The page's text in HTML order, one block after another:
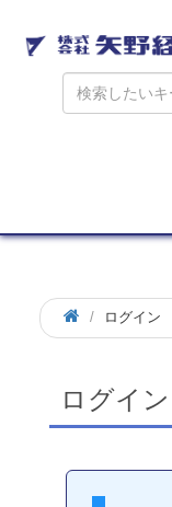
ログイン
ログイン